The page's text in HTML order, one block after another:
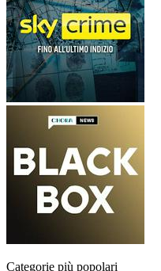
Categorie più popolari